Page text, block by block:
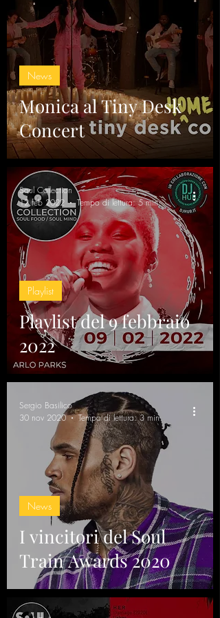
Monica al Tiny Desk
Concert
News
Playlist del 9 febbraio
2022
Playlist
Soul Collection
12 feb 2022
Tempo di lettura: 5 min
I vincitori del Soul
Train Awards 2020
News
Sergio Basilico
30 nov 2020
Tempo di lettura: 3 min